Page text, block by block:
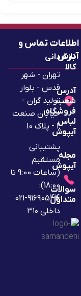
بازگردانی
کالا
آدرس
شعب
فروشگاه
لباس
آیپوش
مجله
آیپوش
سوالات
متداول
تهران - شهر
قدس - بلوار
تولید گران -
خیابان صنعت
2 - پلاک 10
پشتیبانی
مستقیم
(ساعات 9:00 تا
18:00):
91690544-021
داخلی ۳۱۰
اطلاعات تماس و
آدرس